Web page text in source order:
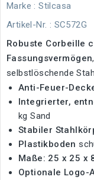
Marke : Stilcasa
Artikel-Nr. : SC572G
Robuste Corbeille
Fassungsvermögen
selbstlöschende
Anti-Feuer-
Integrierter,
kg Sand
Stabiler
Plastikboden
Maße: 25 x 25 x
Optionale Logo-